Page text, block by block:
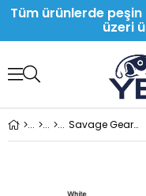
Tüm ürünlerde
üzeri
Savage Gear Lrf Micro Sandeel Kit 12 Adet Silikon Yem